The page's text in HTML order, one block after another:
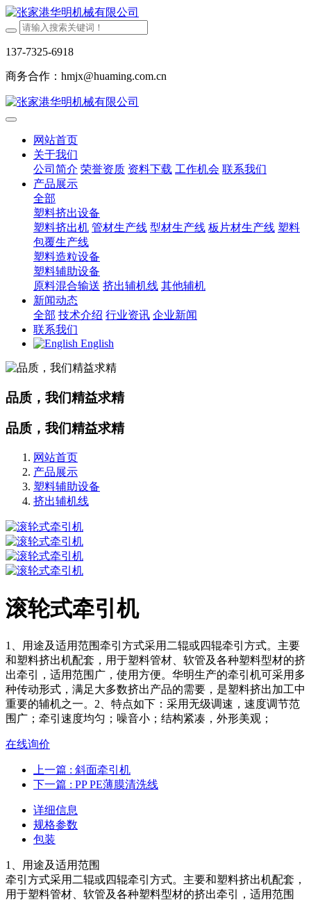
137-7325-6918
商务合作：hmjx@huaming.com.cn
网站首页
关于我们
公司简介 荣誉资质 资料下载 工作机会 联系我们
产品展示
全部
塑料挤出设备
塑料挤出机 管材生产线 型材生产线 板片材生产线 塑料
包覆生产线
塑料造粒设备
塑料辅助设备
原料混合输送 挤出辅机线 其他辅机
新闻动态
全部 技术介绍 行业资讯 企业新闻
联系我们
English
品质，我们精益求精
品质，我们精益求精
网站首页
产品展示
塑料辅助设备
挤出辅机线
滚轮式牵引机
1、用途及适用范围牵引方式采用二辊或四辊牵引方式。主要
和塑料挤出机配套，用于塑料管材、软管及各种塑料型材的挤
出牵引，适用范围广，使用方便。华明生产的牵引机可采用多
种传动形式，满足大多数挤出产品的需要，是塑料挤出加工中
重要的辅机之一。2、特点如下：采用无级调速，速度调节范
围广；牵引速度均匀；噪音小；结构紧凑，外形美观；
在线询价
上一篇 : 斜面牵引机
下一篇 : PP PE薄膜清洗线
详细信息
规格参数
包装
1、用途及适用范围
牵引方式采用二辊或四辊牵引方式。主要和塑料挤出机配套，
用于塑料管材、软管及各种塑料型材的挤出牵引，适用范围